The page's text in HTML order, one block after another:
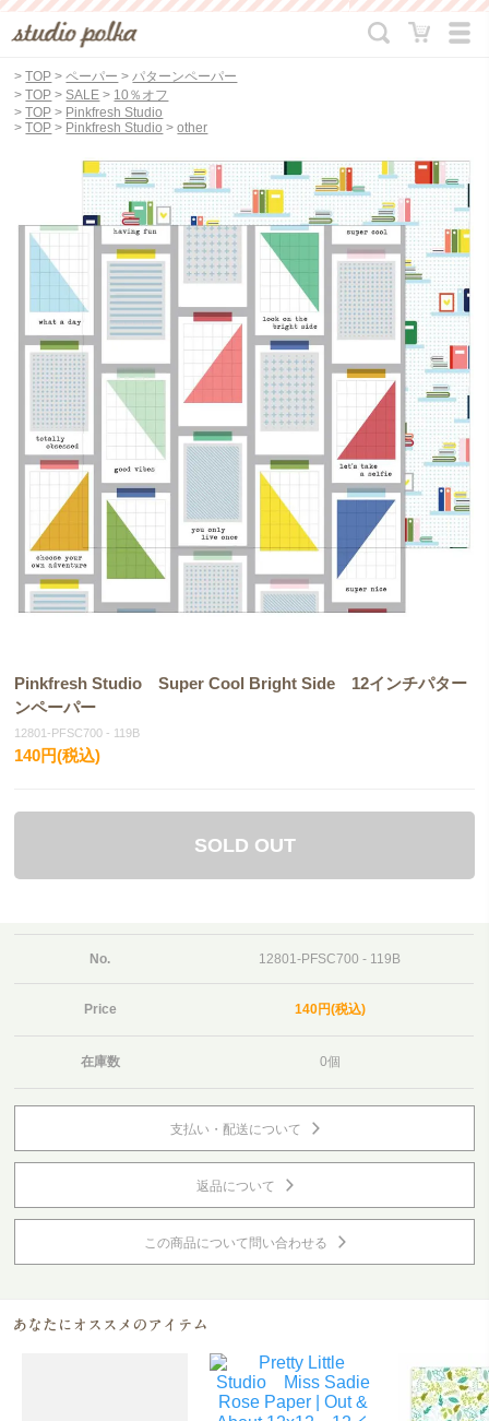
>TOP >ペーパー >パターンペーパー
>TOP > SALE > 10％オフ
>TOP > Pinkfresh Studio
>TOP > Pinkfresh Studio >other
Pinkfresh Studio Super Cool Bright Side 12インチパター
ンペーパー
12801-PFSC700 - 119B
140円(税込)
SOLD OUT
No. 12801-PFSC700 - 119B
Price 140円(税込)
在庫数 0個
支払い・配送について
返品について
この商品について問い合わせる